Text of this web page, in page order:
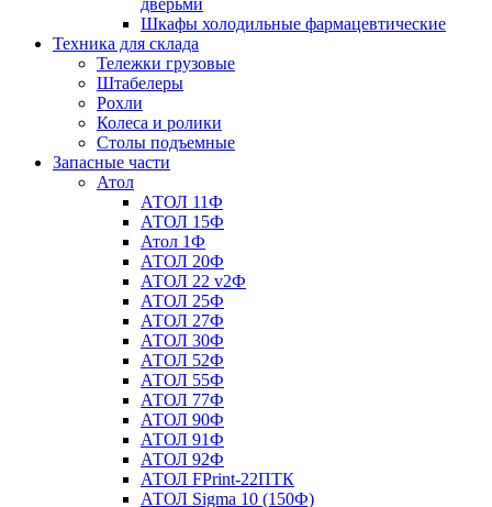
Шкафы холодильные фармацевтические
Техника для склада
Тележки грузовые
Штабелеры
Рохли
Колеса и ролики
Столы подъемные
Запасные части
Атол
АТОЛ 11Ф
АТОЛ 15Ф
Атол 1Ф
АТОЛ 20Ф
АТОЛ 22 v2Ф
АТОЛ 25Ф
АТОЛ 27Ф
АТОЛ 30Ф
АТОЛ 52Ф
АТОЛ 55Ф
АТОЛ 77Ф
АТОЛ 90Ф
АТОЛ 91Ф
АТОЛ 92Ф
АТОЛ FPrint-22ПТК
АТОЛ Sigma 10 (150Ф)